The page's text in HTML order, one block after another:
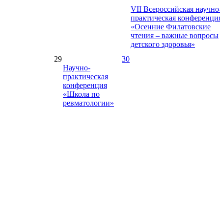
VII Всероссийская
практическая
«Осенние Филатовские
чтения – важные вопросы
детского здоровья»
29
30
Научно-
практическая
конференция
«Школа по
ревматологии»